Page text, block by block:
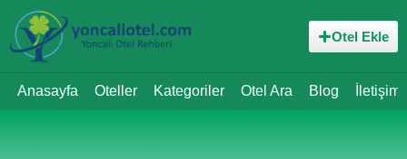
Otel Ekle
Anasayfa Oteller Kategoriler Otel Ara Blog İletişim